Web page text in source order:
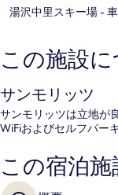
湯沢中里スキー場-
この施設
サンモリッツ
サンモリッツは立地が
WiFiおよびセルフパー
この宿泊